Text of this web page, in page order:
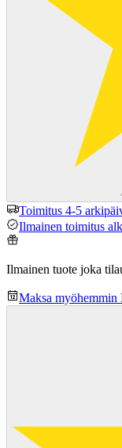
Toimitus 4-5
Ilmainen toimitus
Ilmainen tuote joka
Maksa myöhemmin